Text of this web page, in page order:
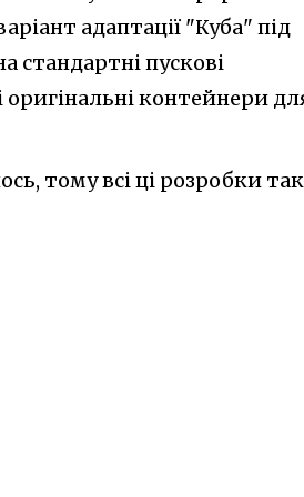
адаптації "Куба" під
стандартні пускові
контейнери
тому всі ці розробки так